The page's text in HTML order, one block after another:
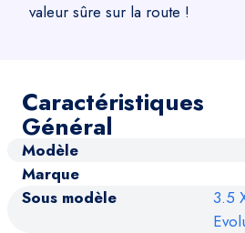
valeur sûre sur la route !
Caractéristiques
Général
Modèle
Marque
Sous modèle
3.5